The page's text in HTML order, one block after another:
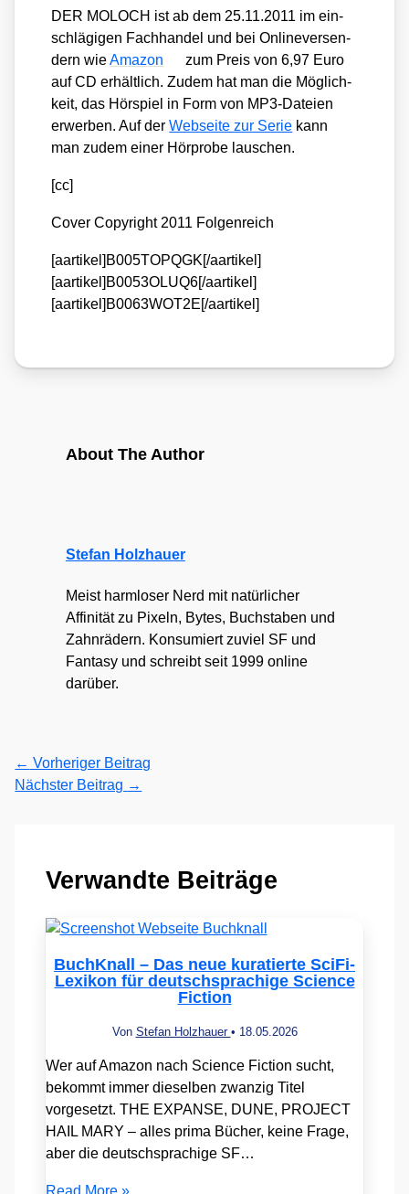
DER MOLOCH ist ab dem 25.11.2011 im ein­
schlä­gi­gen Fach­han­del und bei Onlin­ever­sen­
dern wieAma­zon
zum Preis von 6,97 Euro
auf CD erhält­lich. Zudem hat man die Mög­lich­
keit, das Hör­spiel in Form von MP3-Datei­en
erwer­ben. Auf derWeb­sei­te zur Serie kann
man zudem einer Hör­pro­be lau­schen.
[cc]
Cover Copy­right 2011 Fol­gen­reich
[aartikel]B005TOPQGK[/aartikel]
[aartikel]B0053OLUQ6[/aartikel]
[aartikel]B0063WOT2E[/aartikel]
About The Author
Stefan Holzhauer
Meist harmloser Nerd mit natürlicher
Affinität zu Pixeln, Bytes, Buchstaben und
Zahnrädern. Konsumiert zuviel SF und
Fantasy und schreibt seit 1999 online
darüber.
← Vorheriger Beitrag
Nächster Beitrag →
Verwandte Beiträge
BuchKnall – Das neue kuratierte SciFi-
Lexikon für deutschsprachige Science
Fiction
Von Stefan Holzhauer • 18.05.2026
Wer auf Amazon nach Science Fiction sucht,
bekommt immer dieselben zwanzig Titel
vorgesetzt. THE EXPANSE, DUNE, PROJECT
HAIL MARY – alles prima Bücher, keine Frage,
aber die deutschsprachige SF…